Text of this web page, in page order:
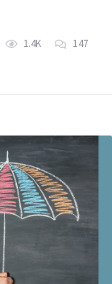
1.4K 147